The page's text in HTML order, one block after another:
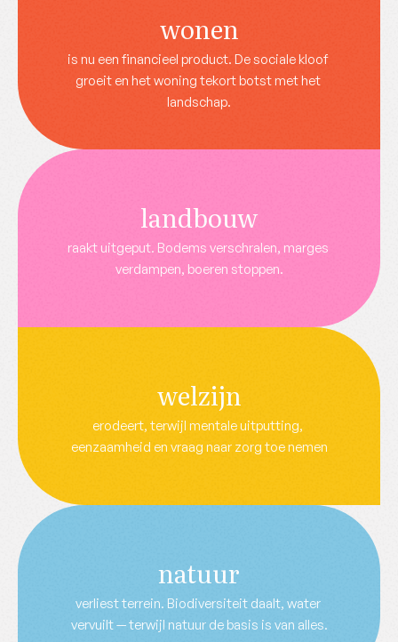
wonen
is nu een financieel product. De sociale kloof
groeit en het woning tekort botst met het
landschap.
landbouw
raakt uitgeput. Bodems verschralen, marges
verdampen, boeren stoppen.
welzijn
erodeert, terwijl mentale uitputting,
eenzaamheid en vraag naar zorg toe nemen
natuur
verliest terrein. Biodiversiteit daalt, water
vervuilt — terwijl natuur de basis is van alles.